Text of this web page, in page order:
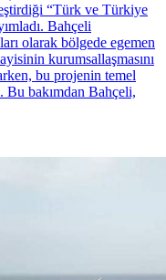
“Türk ve Türkiye
Bahçeli
olarak bölgede egemen
kurumsallaşmasını
bu projenin temel
Bu bakımdan Bahçeli,